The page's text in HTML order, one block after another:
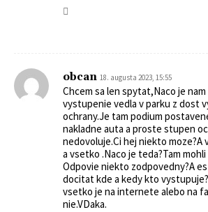
obcan 18. augusta 2023, 15:55
Chcem sa len spytat,Naco je
vystupenie vedla v parku z dost
ochrany.Je tam podium
nakladne auta a proste stupen
nedovoluje.Ci hej niekto moze?A
a vsetko .Naco je teda?Tam
Odpovie niekto zodpovedny?A
docitat kde a kedy kto
vsetko je na internete alebo na
nie.VDaka.